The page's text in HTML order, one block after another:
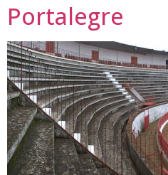
Portalegre